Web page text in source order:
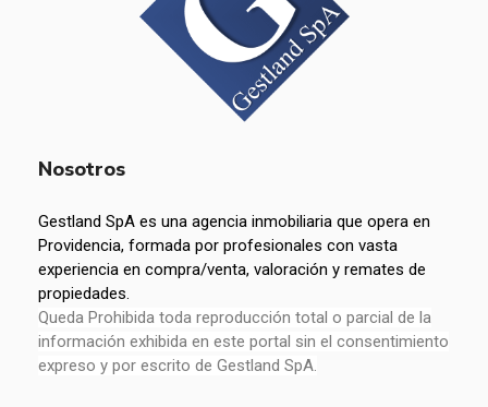
Nosotros
Gestland SpA es una agencia inmobiliaria que opera en
Providencia, formada por profesionales con vasta
experiencia en compra/venta, valoración y remates de
propiedades.
Queda Prohibida toda reproducción total o parcial de la
información exhibida en este portal sin el consentimiento
expreso y por escrito de Gestland SpA.